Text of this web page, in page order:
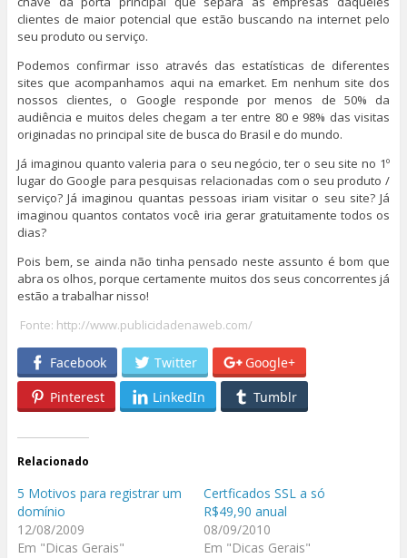
clientes de maior potencial que estão buscando na internet pelo
seu produto ou serviço.
Podemos confirmar isso através das estatísticas de diferentes
sites que acompanhamos aqui na emarket. Em nenhum site dos
nossos clientes, o Google responde por menos de 50% da
audiência e muitos deles chegam a ter entre 80 e 98% das visitas
originadas no principal site de busca do Brasil e do mundo.
Já imaginou quanto valeria para o seu negócio, ter o seu site no 1º
lugar do Google para pesquisas relacionadas com o seu produto /
serviço? Já imaginou quantas pessoas iriam visitar o seu site? Já
imaginou quantos contatos você iria gerar gratuitamente todos os
dias?
Pois bem, se ainda não tinha pensado neste assunto é bom que
abra os olhos, porque certamente muitos dos seus concorrentes já
estão a trabalhar nisso!
Fonte: http://www.publicidadenaweb.com/
Facebook Twitter
Google+
Pinterest
LinkedIn Tumblr
Relacionado
5 Motivos para registrar um
domínio
12/08/2009
Em "Dicas Gerais"
Certficados SSL a só
R$49,90 anual
08/09/2010
Em "Dicas Gerais"